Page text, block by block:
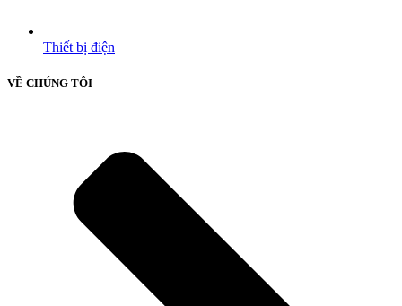
Thiết bị điện
VỀ CHÚNG TÔI